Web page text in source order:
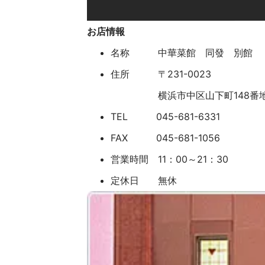
お店情報
名称 中華菜館 同發 別館
住所 〒231-0023
横浜市中区山下町148番
TEL 045-681-6331
FAX 045-681-1056
営業時間 11：00～21：30
定休日 無休